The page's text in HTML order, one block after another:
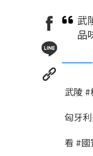
武
品
武陵
匈牙
看 #